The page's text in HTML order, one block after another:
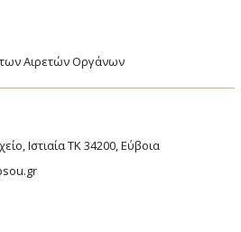
Αιρετών Οργάνων
Ιστιαία ΤΚ 34200, Εύβοια